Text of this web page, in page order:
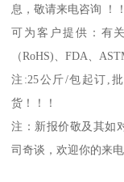
息，敬请来电咨询 ！！
可为客户提供：有
（RoHS) 、FDA
注 :25公斤/包起订
货！！！
注：新报价敬及其如
司奇谈，欢迎你的来电